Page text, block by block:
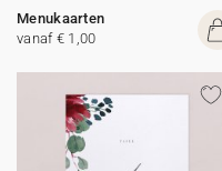
Menukaarten
vanaf € 1,00